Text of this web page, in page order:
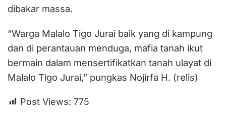
dibakar massa.
“Warga Malalo Tigo Jurai baik yang di kampung
dan di perantauan menduga, mafia tanah ikut
bermain dalam mensertifikatkan tanah ulayat di
Malalo Tigo Jurai,” pungkas Nojirfa H. (relis)
Post Views: 775